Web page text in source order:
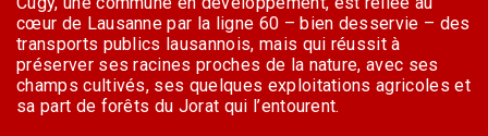
cœur de Lausanne par la ligne 60 – bien desservie – des
transports publics lausannois, mais qui réussit à
préserver ses racines proches de la nature, avec ses
champs cultivés, ses quelques exploitations agricoles et
sa part de forêts du Jorat qui l’entourent.